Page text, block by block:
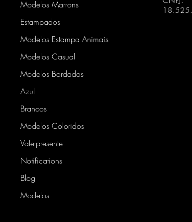
Modelos Marrons
Estampados
Modelos Estampa Animais
Modelos Casual
Modelos Bordados
Azul
Brancos
Modelos Coloridos
Vale-presente
Notifications
Blog
Modelos